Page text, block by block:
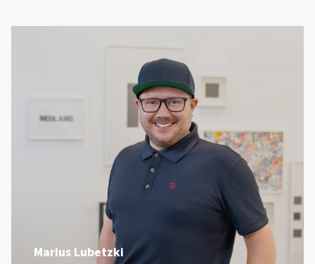
Marius Lubetzki